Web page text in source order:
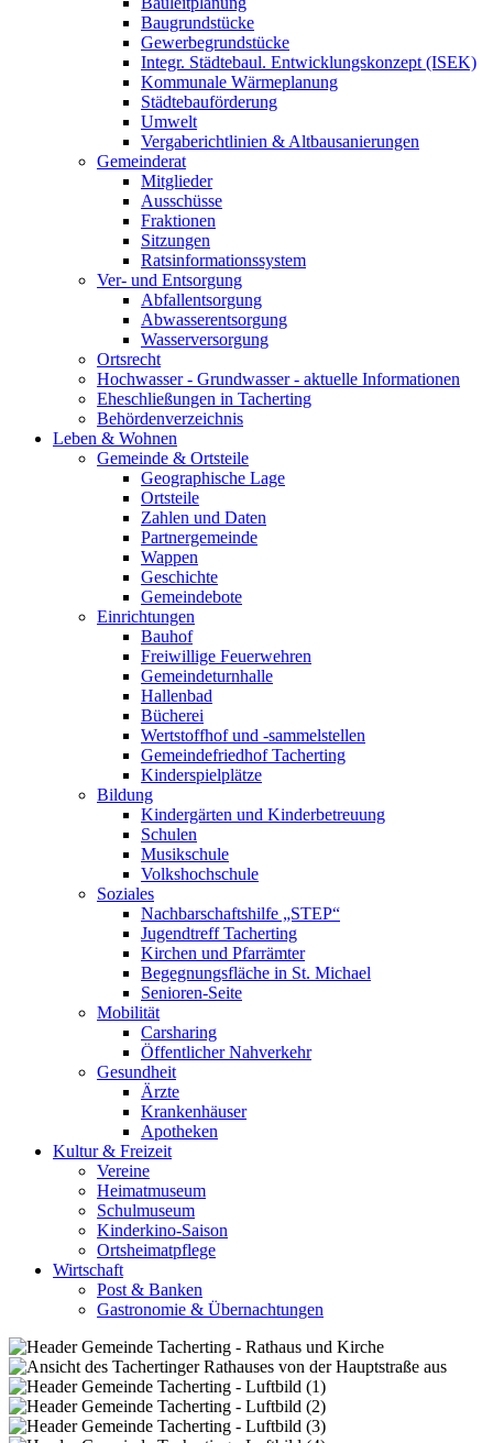
Baugrundstücke
Gewerbegrundstücke
Integr. Städtebaul. Entwicklungskonzept (ISEK)
Kommunale Wärmeplanung
Städtebauförderung
Umwelt
Vergaberichtlinien & Altbausanierungen
Gemeinderat
Mitglieder
Ausschüsse
Fraktionen
Sitzungen
Ratsinformationssystem
Ver- und Entsorgung
Abfallentsorgung
Abwasserentsorgung
Wasserversorgung
Ortsrecht
Hochwasser - Grundwasser - aktuelle Informationen
Eheschließungen in Tacherting
Behördenverzeichnis
Leben & Wohnen
Gemeinde & Ortsteile
Geographische Lage
Ortsteile
Zahlen und Daten
Partnergemeinde
Wappen
Geschichte
Gemeindebote
Einrichtungen
Bauhof
Freiwillige Feuerwehren
Gemeindeturnhalle
Hallenbad
Bücherei
Wertstoffhof und -sammelstellen
Gemeindefriedhof Tacherting
Kinderspielplätze
Bildung
Kindergärten und Kinderbetreuung
Schulen
Musikschule
Volkshochschule
Soziales
Nachbarschaftshilfe „STEP“
Jugendtreff Tacherting
Kirchen und Pfarrämter
Begegnungsfläche in St. Michael
Senioren-Seite
Mobilität
Carsharing
Öffentlicher Nahverkehr
Gesundheit
Ärzte
Krankenhäuser
Apotheken
Kultur & Freizeit
Vereine
Heimatmuseum
Schulmuseum
Kinderkino-Saison
Ortsheimatpflege
Wirtschaft
Post & Banken
Gastronomie & Übernachtungen